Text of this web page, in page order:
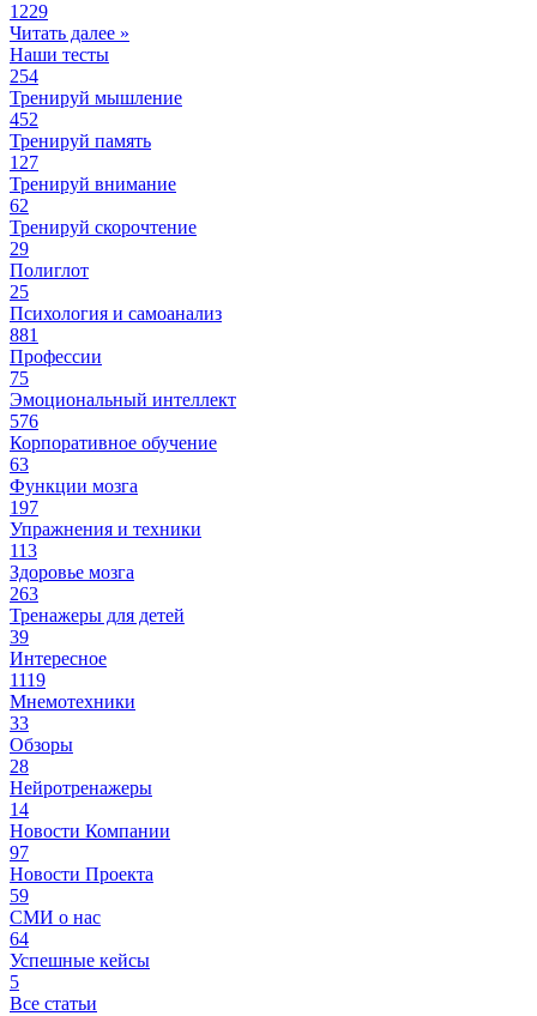
1229
Читать далее »
Наши тесты
254
Тренируй мышление
452
Тренируй память
127
Тренируй внимание
62
Тренируй скорочтение
29
Полиглот
25
Психология и самоанализ
881
Профессии
75
Эмоциональный интеллект
576
Корпоративное обучение
63
Функции мозга
197
Упражнения и техники
113
Здоровье мозга
263
Тренажеры для детей
39
Интересное
1119
Мнемотехники
33
Обзоры
28
Нейротренажеры
14
Новости Компании
97
Новости Проекта
59
СМИ о нас
64
Успешные кейсы
5
Все статьи